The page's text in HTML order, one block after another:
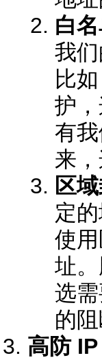
白
我
比
护
有
来
区
定
使
址
选
的阻
高防